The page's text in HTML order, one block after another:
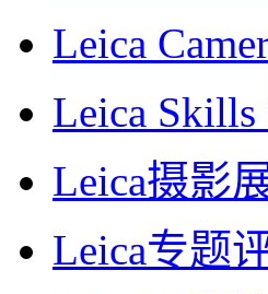
Leica
Leica
Leica摄影
Leica专题